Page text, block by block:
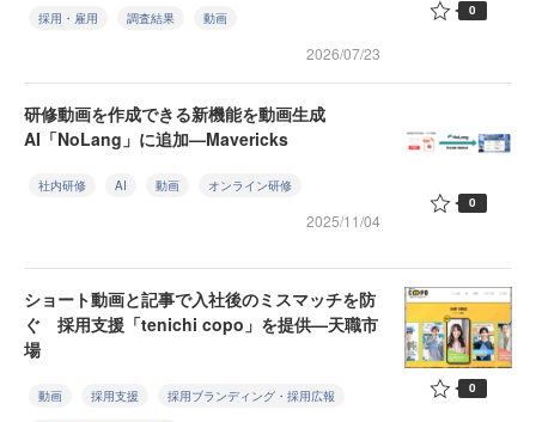
採用・雇用 調査結果 動画
2026/07/23
0
研修動画を作成できる新機能を動画生成
AI「NoLang」に追加—Mavericks
社内研修 AI 動画 オンライン研修
2025/11/04
0
ショート動画と記事で入社後のミスマッチを防
ぐ 採用支援「tenichi copo」を提供—天職市
場
動画 採用支援 採用ブランディング・採用広報 0